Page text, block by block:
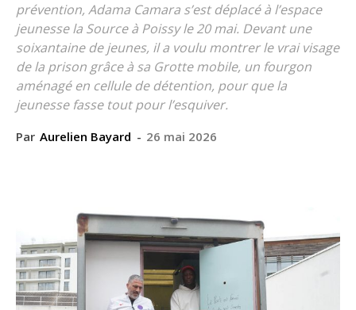
prévention, Adama Camara s’est déplacé à l’espace
jeunesse la Source à Poissy le 20 mai. Devant une
soixantaine de jeunes, il a voulu montrer le vrai visage
de la prison grâce à sa Grotte mobile, un fourgon
aménagé en cellule de détention, pour que la
jeunesse fasse tout pour l’esquiver.
Par Aurelien Bayard - 26 mai 2026